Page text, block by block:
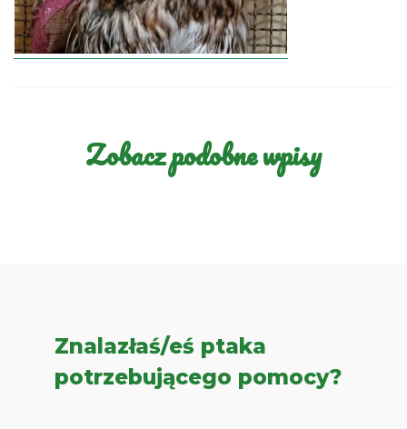
Zobacz podobne wpisy
Znalazłaś/eś ptaka
potrzebującego pomocy?